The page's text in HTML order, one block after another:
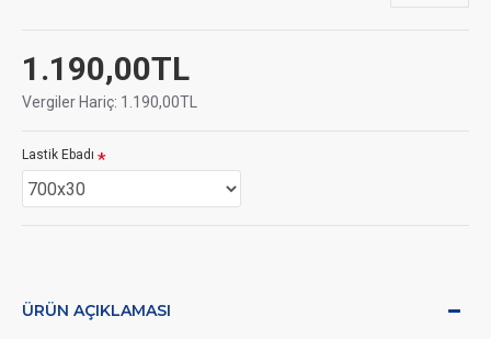
1.190,00TL
Vergiler Hariç: 1.190,00TL
Lastik Ebadı
ÜRÜN AÇIKLAMASI